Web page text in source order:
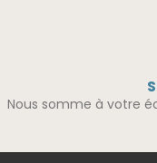
Nous somme à votre